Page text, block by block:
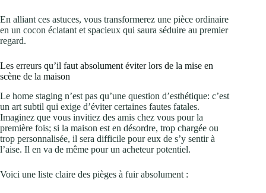
En alliant ces astuces, vous transformerez une pièce ordinaire
en un cocon éclatant et spacieux qui saura séduire au premier
regard.
Les erreurs qu’il faut absolument éviter lors de la mise en
scène de la maison
Le home staging n’est pas qu’une question d’esthétique: c’est
un art subtil qui exige d’éviter certaines fautes fatales.
Imaginez que vous invitiez des amis chez vous pour la
première fois; si la maison est en désordre, trop chargée ou
trop personnalisée, il sera difficile pour eux de s’y sentir à
l’aise. Il en va de même pour un acheteur potentiel.
Voici une liste claire des pièges à fuir absolument :